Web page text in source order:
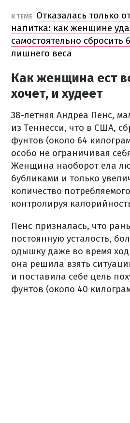
К ТЕМЕ Отказалась только
напитка: как женщине
самостоятельно сбросить
лишнего веса
Как женщина ест
хочет, и худеет
38-летняя Андреа Пенс,
из Теннесси, что в США,
фунтов (около 64
особо не ограничивая
Женщина наоборот ела
бубликами и только
количество
контролируя
Пенс призналась, что
постоянную усталость,
одышку даже во время
она решила взять
и поставила себе цель
фунтов (около 40